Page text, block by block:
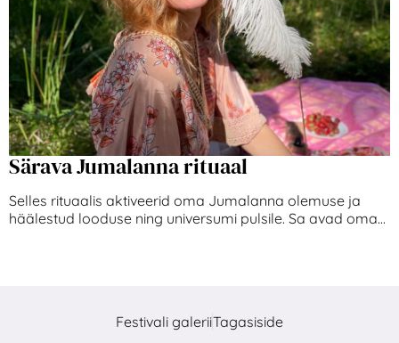
Särava Jumalanna rituaal
Selles rituaalis aktiveerid oma Jumalanna olemuse ja
häälestud looduse ning universumi pulsile. Sa avad oma...
Festivali galeriiTagasiside